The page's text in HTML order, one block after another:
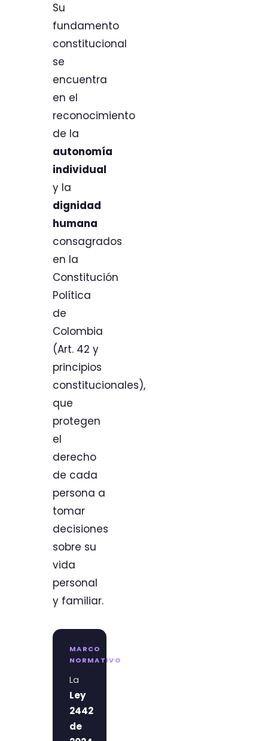
Su
fundamento
constitucional
se
encuentra
en el
reconocimiento
de la
autonomía
individual
y la
dignidad
humana
consagrados
en la
Constitución
Política
de
Colombia
(Art. 42 y
principios
constitucionales),
que
protegen
el
derecho
de cada
persona a
tomar
decisiones
sobre su
vida
personal
y familiar.
MARCO
NORMATIVO
La
Ley
2442
de